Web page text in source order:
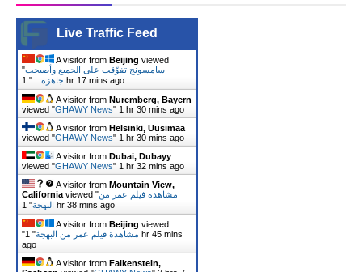
Live Traffic Feed
A visitor from Beijing viewed
"سامسونج تفوّقت على الجميع وأصبحت
جاهزة… "
1 hr 17 mins ago
A visitor from Nuremberg, Bayern
viewed "GHAWY News" 1 hr 30 mins ago
A visitor from Helsinki, Uusimaa
viewed "GHAWY News" 1 hr 30 mins ago
A visitor from Dubai, Dubayy
viewed "GHAWY News" 1 hr 32 mins ago
A visitor from Mountain View,
California viewed "مشاهدة فيلم عمر من
البهجة"
1 hr 38 mins ago
A visitor from Beijing viewed
"
مشاهدة فيلم عمر من البهجة"
1 hr 45 mins
ago
A visitor from Falkenstein,